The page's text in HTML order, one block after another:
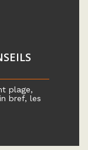
plage,
bref, les